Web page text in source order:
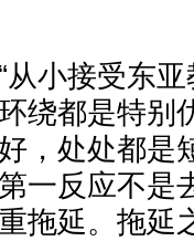
小接受东
绕都是特别
，处处都是
一反应不是
拖延。拖延